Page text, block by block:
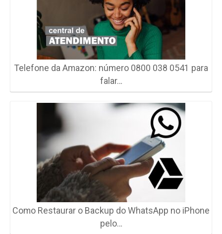
Telefone da Amazon: número 0800 038 0541 para
falar…
Como Restaurar o Backup do WhatsApp no iPhone
pelo…